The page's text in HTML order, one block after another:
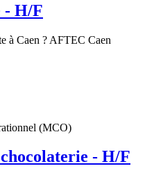
- H/F
à Caen ? AFTEC Caen
(MCO)
- H/F